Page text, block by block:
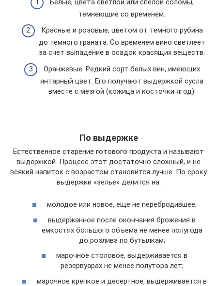
Белые, цвета светлой или спелой соломы,
темнеющие со временем.
Красные и розовые, цветом от темного рубина
до темного граната. Со временем вино светлеет
за счет выпадение в осадок красящих веществ.
Оранжевые. Редкий сорт белых вин, имеющих
янтарный цвет. Его получают выдержкой сусла
вместе с мезгой (кожица и косточки ягод).
По выдержке
Естественное старение готового продукта и называют
выдержкой. Процесс этот достаточно сложный, и не
всякий напиток с возрастом становится лучше. По сроку
выдержки «зелье» делится на:
молодое или новое, еще не перебродившее;
выдержанное после окончания брожения в
емкостях большого объема не менее полугода
до розлива по бутылкам;
марочное столовое, выдерживается в
резервуарах не менее полутора лет;
марочное крепкое и десертное, выдерживается в